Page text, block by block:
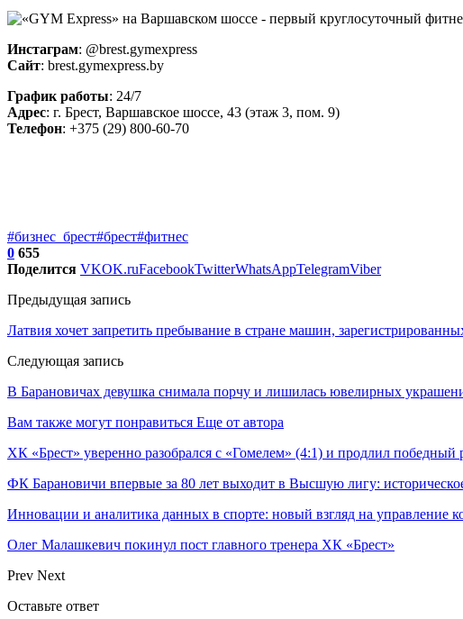
Инстаграм: @brest.gymexpress
Сайт: brest.gymexpress.by
График работы: 24/7
Адрес: г. Брест, Варшавское шоссе, 43 (этаж 3, пом. 9)
Телефон: +375 (29) 800-60-70
#бизнес_брест#брест#фитнес
0 655
Поделится VKOK.ruFacebookTwitterWhatsAppTelegramViber
Предыдущая запись
Латвия хочет запретить пребывание в стране машин,
Следующая запись
В Барановичах девушка снимала порчу и лишилась ювелирных
Вам также могут понравиться Еще от автора
ХК «Брест» уверенно разобрался с «Гомелем» (4:1) и продлил победный
ФК Барановичи впервые за 80 лет выходит в Высшую лигу:
Инновации и аналитика данных в спорте: новый взгляд на управление
Олег Малашкевич покинул пост главного тренера ХК «Брест»
Prev Next
Оставьте ответ